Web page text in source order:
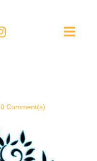
0 Comment(s)